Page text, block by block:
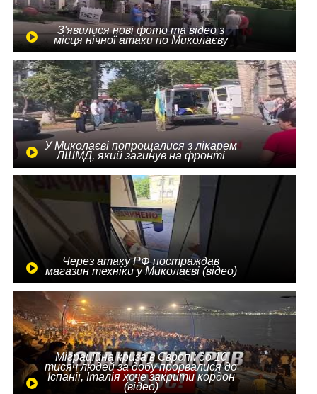
З'явилися нові фото та відео з
місця нічної атаки по Миколаєву
У Миколаєві попрощалися з лікарем
ЛШМД, який загинув на фронті
Через атаку РФ постраждав
магазин техніки у Миколаєві (відео)
Міграційна криза в Європі: до 10
тисяч людей за добу прорвалися до
Іспанії, Італія хоче закрити кордон
(відео)